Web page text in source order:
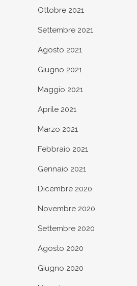
Ottobre 2021
Settembre 2021
Agosto 2021
Giugno 2021
Maggio 2021
Aprile 2021
Marzo 2021
Febbraio 2021
Gennaio 2021
Dicembre 2020
Novembre 2020
Settembre 2020
Agosto 2020
Giugno 2020